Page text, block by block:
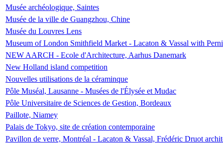
Musée archéologique, Saintes
Musée de la ville de Guangzhou, Chine
Musée du Louvres Lens
Museum of London Smithfield Market - Lacaton & Vassal with
NEW AARCH - Ecole d'Architecture, Aarhus Danemark
New Holland island competition
Nouvelles utilisations de la céraminque
Pôle Muséal, Lausanne - Musées de l'Élysée et Mudac
Pôle Universitaire de Sciences de Gestion, Bordeaux
Paillote, Niamey
Palais de Tokyo, site de création contemporaine
Pavillon de verre, Montréal - Lacaton & Vassal, Frédéric Druot